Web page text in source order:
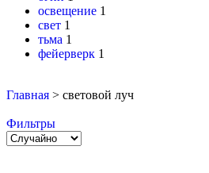
освещение 1
свет 1
тьма 1
фейерверк 1
Главная > световой луч
Фильтры